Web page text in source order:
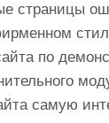
страницы
по
самую